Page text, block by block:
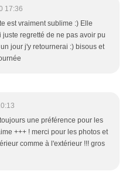
17:36
est vraiment sublime :) Elle
juste regretté de ne pas avoir pu
jour j'y retournerai :) bisous et
une préférence pour les
+++ ! merci pour les photos et
comme à l'extérieur !!! gros